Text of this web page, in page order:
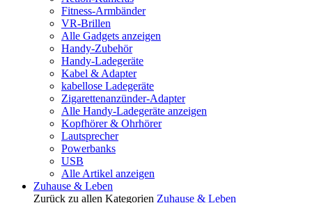
Fitness-Armbänder
VR-Brillen
Alle Gadgets anzeigen
Handy-Zubehör
Handy-Ladegeräte
Kabel & Adapter
kabellose Ladegeräte
Zigarettenanzünder-Adapter
Alle Handy-Ladegeräte anzeigen
Kopfhörer & Ohrhörer
Lautsprecher
Powerbanks
USB
Alle Artikel anzeigen
Zuhause & Leben
Zurück zu allen Kategorien Zuhause & Leben